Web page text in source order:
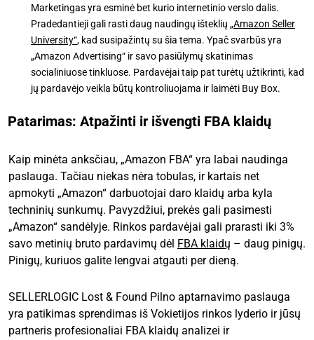
Marketingas yra esminė bet kurio internetinio verslo dalis.
Pradedantieji gali rasti daug naudingų išteklių „Amazon Seller
University“, kad susipažintų su šia tema. Ypač svarbūs yra
„Amazon Advertising“ ir savo pasiūlymų skatinimas
socialiniuose tinkluose. Pardavėjai taip pat turėtų užtikrinti, kad
jų pardavėjo veikla būtų kontroliuojama ir laimėti Buy Box.
Patarimas: Atpažinti ir išvengti FBA klaidų
Kaip minėta anksčiau, „Amazon FBA“ yra labai naudinga
paslauga. Tačiau niekas nėra tobulas, ir kartais net
apmokyti „Amazon“ darbuotojai daro klaidų arba kyla
techninių sunkumų. Pavyzdžiui, prekės gali pasimesti
„Amazon“ sandėlyje. Rinkos pardavėjai gali prarasti iki 3%
savo metinių bruto pardavimų dėl FBA klaidų – daug pinigų.
Pinigų, kuriuos galite lengvai atgauti per dieną.
SELLERLOGIC Lost & Found Pilno aptarnavimo paslauga
yra patikimas sprendimas iš Vokietijos rinkos lyderio ir jūsų
partneris profesionaliai FBA klaidų analizei ir